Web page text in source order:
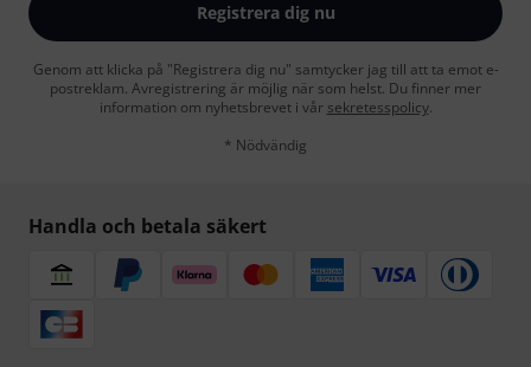
Registrera dig nu
Genom att klicka på "Registrera dig nu" samtycker jag till att ta emot e-
postreklam. Avregistrering är möjlig när som helst. Du finner mer
information om nyhetsbrevet i vår sekretesspolicy.
* Nödvändig
Handla och betala säkert